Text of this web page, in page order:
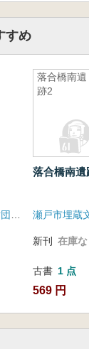
すめ
落合橋南遺
跡2
落合橋南遺
新刊 在庫な
古書 1 点
569 円